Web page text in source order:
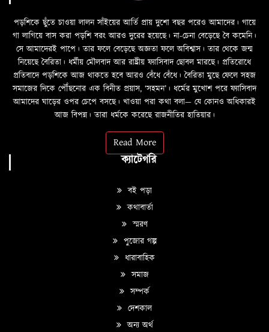
পড়শিকে ছুঁতে চাওয়া লালন সাঁইয়ের আর্তি প্রায় দুশো বছর পরেও আমাদের। গায়ে
গা লাগিয়ে বাস করা পড়শি বরং আরও দুরের হয়েছে। না-চেনা বেড়েছে বৈ কমেনি।
সে আমাদেরই পাপে। তার ফলে বেড়েছে অজ্ঞতা ফলে অবিশ্বাস। তার থেকে জন্ম
নিয়েছে বৈরিতা। ধর্মীয় মৌলবাদ আর রাষ্ট্রীয় ফ্যাসিবাদ ছোবল মারছে। প্রতিরোধে
প্রতিবাদে পড়শিকে আজ থাকতে হবে আরও বেঁধে বেঁধে। বৈরিতা মুছে ফেলে সহজ
সমাজের দিকে পৌঁছনোর এক বিনীত প্রয়াস, ‘সহমন’। ধর্মের মুখোশ পরে ফ্যাসিবাদ
আমাদের ঘাড়ের ওপর চেপে বসছে। খাওয়া পরা কথা বলা—­­ যে কোনও অধিকারই
আজ বিপন্ন। তারা ধর্মকে করেছে রাজনীতির হাতিয়ার।
Read More
ক্যাটেগরি
বই পড়া
কথাবার্তা
স্মরণ
পুজোর গল্প
ধারাবাহিক
সমাজ
সম্পর্ক
দেশকাল
অন্য অর্থ